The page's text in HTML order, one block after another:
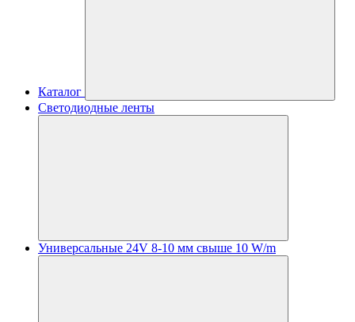
Каталог
Светодиодные ленты
Универсальные 24V 8-10 мм свыше 10 W/m